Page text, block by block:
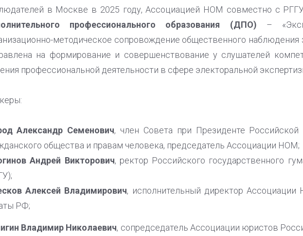
в Москве в 2025 году, Ассоциацией НОМ совместно с РГГУ
профессионального образования (ДПО) –
методическое сопровождение общественного
на формирование и совершенствование у слушателей
профессиональной деятельности в сфере электоральной
Александр Семенович, член Совета при Президенте
общества и правам человека, председатель Ассоциации НОМ;
Андрей Викторович, ректор Российского государственного
Алексей Владимирович, исполнительный директор
РФ;
Владимир Николаевич, сопредседатель Ассоциации юристов